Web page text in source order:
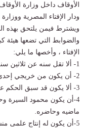
الأوقاف داخل وزارة
ودار الإفتاء المصرية
ويشترط فيمن يلتحق بهذه
والضوابط التي تضعها هيئة
الإفتاء ، وأخصها ما يلي:
1- ألا تقل سنه عن ثلاثين سنة ميلادية.
2- أن يكون من خريجي إحدى الكليات الشرعية بجامعة الأزهر الشريف.
3- ألا يكون قد سبق الحكم عليه بعقوبة تأديبية.
4- أن يكون محمود السيرة
ماضيه وحاضره.
5- أن يكون له إنتاج علمى منشور فى أحد المذاهب الفقهية.